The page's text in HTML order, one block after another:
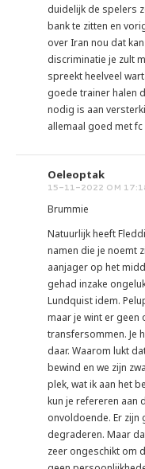
duidelijk de spelers
bank te zitten en
over Iran nou dat
discriminatie je zult
spreekt heelveel
goede trainer halen
nodig is aan
allemaal goed met
Oeleoptak
15-11-2022 OM
Brummie
Natuurlijk heeft
namen die je noemt
aanjager op het
gehad inzake
Lundquist idem.
maar je wint er geen
transfersommen. Je
daar. Waarom lukt
bewind en we zijn
plek, wat ik aan het
kun je refereren aan
onvoldoende. Er zijn
degraderen. Maar
zeer ongeschikt om